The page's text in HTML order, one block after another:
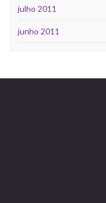
julho 2011
junho 2011